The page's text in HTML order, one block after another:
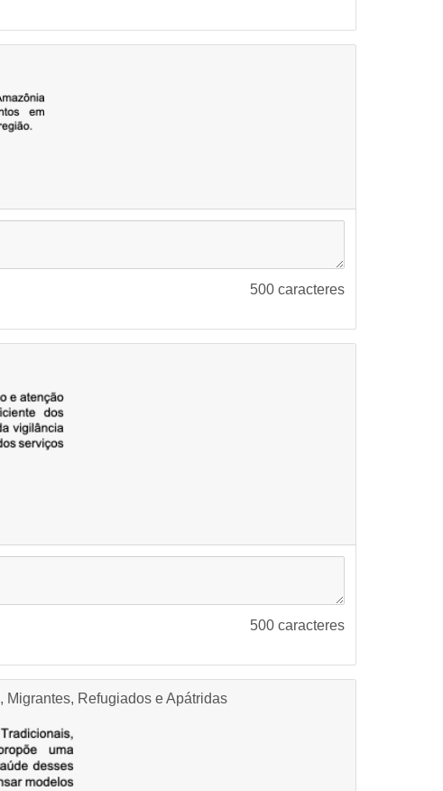
500caracteres
500caracteres
Refugiados e Apátridas